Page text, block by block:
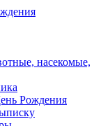
насекомые,
Рождения